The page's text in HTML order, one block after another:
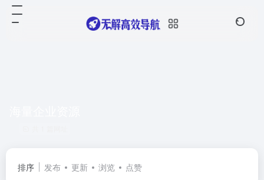
排序 发布 更新 浏览 点赞